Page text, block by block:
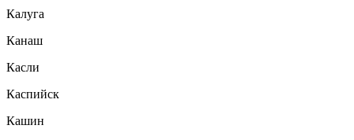
Калуга
Канаш
Касли
Каспийск
Кашин